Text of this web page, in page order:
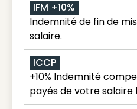
IFM +10%
Indemnité de fin de
salaire.
ICCP
+10% Indemnité
payés de votre salaire